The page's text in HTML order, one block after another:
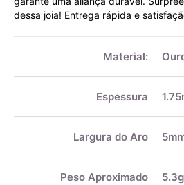
dessa joia! Entrega rápida e
Material:
Espessura
Largura do Aro
Peso Aproximado 5.3g